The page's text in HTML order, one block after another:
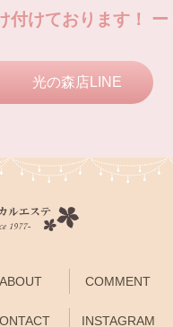
付けております！ ー
光の森店LINE
ABOUT COMMENT
INSTAGRAM